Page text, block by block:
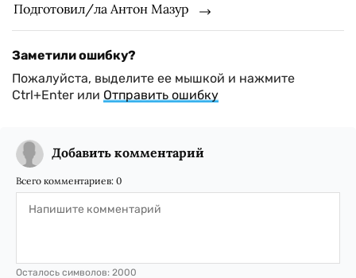
Подготовил/ла Антон Мазур
Заметили ошибку?
Пожалуйста, выделите ее мышкой и нажмите
Ctrl+Enter или Отправить ошибку
Добавить комментарий
Всего комментариев: 0
Осталось символов: 2000